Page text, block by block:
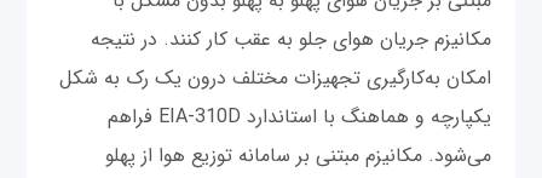
مکانیزم جریان هوای جلو به عقب کار کنند. در نتیجه
امکان‌ به‌کارگیری تجهیزات مختلف درون یک رک به شکل
یکپارچه و هماهنگ با استاندارد EIA-310D فراهم
می‌شود. مکانیزم مبتنی بر سامانه توزیع هوا از پهلو